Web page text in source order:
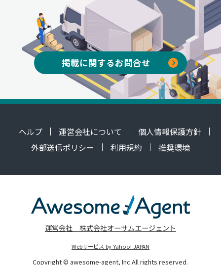
掲載に関するお問合せ
ヘルプ 運営会社について
個人情報保護方針
外部送信ポリシー
利用規約 推奨環境
運営会社 株式会社オーサムエージェント
Webサービス by Yahoo! JAPAN
Copyright © awesome-agent, Inc All rights reserved.